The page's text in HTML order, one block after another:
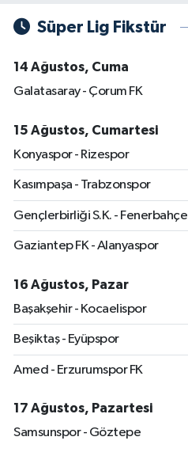
Süper Lig Fikstür
14 Ağustos, Cuma
Galatasaray - Çorum FK
15 Ağustos, Cumartesi
Konyaspor - Rizespor
Kasımpaşa - Trabzonspor
Gençlerbirliği S.K. - Fenerbahçe
Gaziantep FK - Alanyaspor
16 Ağustos, Pazar
Başakşehir - Kocaelispor
Beşiktaş - Eyüpspor
Amed - Erzurumspor FK
17 Ağustos, Pazartesi
Samsunspor - Göztepe